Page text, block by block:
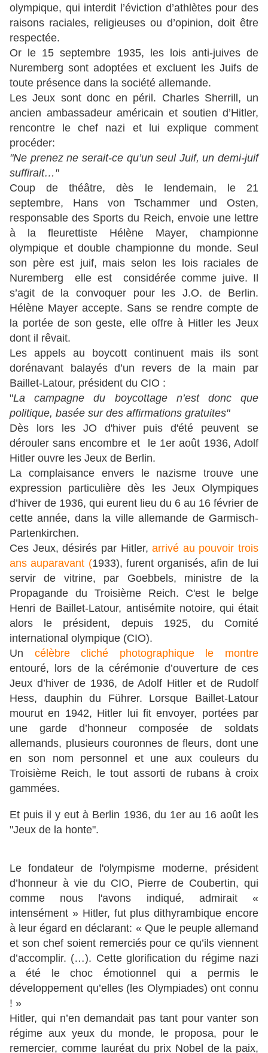
olympique, qui interdit l’éviction d’athlètes pour des
raisons raciales, religieuses ou d’opinion, doit être
respectée.
Or le 15 septembre 1935, les lois anti-juives de
Nuremberg sont adoptées et excluent les Juifs de
toute présence dans la société allemande.
Les Jeux sont donc en péril. Charles Sherrill, un
ancien ambassadeur américain et soutien d’Hitler,
rencontre le chef nazi et lui explique comment
procéder:
"Ne prenez ne serait-ce qu’un seul Juif, un demi-juif
suffirait…"
Coup de théâtre, dès le lendemain, le 21
septembre, Hans von Tschammer und Osten,
responsable des Sports du Reich, envoie une lettre
à la fleurettiste Hélène Mayer, championne
olympique et double championne du monde. Seul
son père est juif, mais selon les lois raciales de
Nuremberg elle est considérée comme juive. Il
s’agit de la convoquer pour les J.O. de Berlin.
Hélène Mayer accepte. Sans se rendre compte de
la portée de son geste, elle offre à Hitler les Jeux
dont il rêvait.
Les appels au boycott continuent mais ils sont
dorénavant balayés d’un revers de la main par
Baillet-Latour, président du CIO :
"La campagne du boycottage n’est donc que
politique, basée sur des affirmations gratuites"
Dès lors les JO d'hiver puis d'été peuvent se
dérouler sans encombre et le 1er août 1936, Adolf
Hitler ouvre les Jeux de Berlin.
La complaisance envers le nazisme trouve une
expression particulière dès les Jeux Olympiques
d’hiver de 1936, qui eurent lieu du 6 au 16 février de
cette année, dans la ville allemande de Garmisch-
Partenkirchen.
Ces Jeux, désirés par Hitler, arrivé au pouvoir trois
ans auparavant (1933), furent organisés, afin de lui
servir de vitrine, par Goebbels, ministre de la
Propagande du Troisième Reich. C'est le belge
Henri de Baillet-Latour, antisémite notoire, qui était
alors le président, depuis 1925, du Comité
international olympique (CIO).
Un célèbre cliché photographique le montre
entouré, lors de la cérémonie d’ouverture de ces
Jeux d’hiver de 1936, de Adolf Hitler et de Rudolf
Hess, dauphin du Führer. Lorsque Baillet-Latour
mourut en 1942, Hitler lui fit envoyer, portées par
une garde d’honneur composée de soldats
allemands, plusieurs couronnes de fleurs, dont une
en son nom personnel et une aux couleurs du
Troisième Reich, le tout assorti de rubans à croix
gammées.
Et puis il y eut à Berlin 1936, du 1er au 16 août les
"Jeux de la honte".
Le fondateur de l'olympisme moderne, président
d’honneur à vie du CIO, Pierre de Coubertin, qui
comme nous l'avons indiqué, admirait «
intensément » Hitler, fut plus dithyrambique encore
à leur égard en déclarant: « Que le peuple allemand
et son chef soient remerciés pour ce qu’ils viennent
d’accomplir. (…). Cette glorification du régime nazi
a été le choc émotionnel qui a permis le
développement qu’elles (les Olympiades) ont connu
! »
Hitler, qui n’en demandait pas tant pour vanter son
régime aux yeux du monde, le proposa, pour le
remercier, comme lauréat du prix Nobel de la paix,